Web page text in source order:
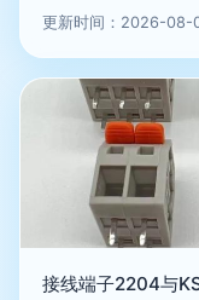
更新时间：2026-08-
接线端子2204与